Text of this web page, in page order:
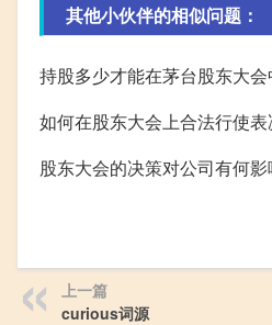
其他小伙伴的相似问题：
持股多少才能在茅台股东大会
如何在股东大会上合法行使表
股东大会的决策对公司有何影
上一篇
curious词源